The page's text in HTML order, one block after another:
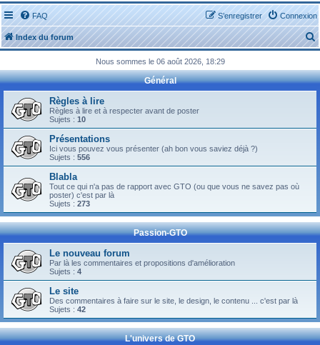
FAQ Connexion
S’enregistrer
Index du forum
e
c
Nous sommes le 06 août 2026, 18:29
Général
Règles à lire
Règles à lire et à respecter avant de poster
Sujets : 10
Présentations
Ici vous pouvez vous présenter (ah bon vous saviez déjà ?)
Sujets : 556
Blabla
Tout ce qui n'a pas de rapport avec GTO (ou que vous ne savez pas où
poster) c'est par là
Sujets : 273
Passion-GTO
Le nouveau forum
Par là les commentaires et propositions d'amélioration
Sujets : 4
Le site
Des commentaires à faire sur le site, le design, le contenu ... c'est par là
Sujets : 42
L'univers de GTO